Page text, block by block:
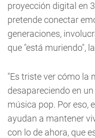
proyección digital en
pretende conectar
generaciones,
que "está muriendo",
"Es triste ver cómo la
desapareciendo en
música pop. Por eso,
ayudan a mantener
con lo de ahora, que